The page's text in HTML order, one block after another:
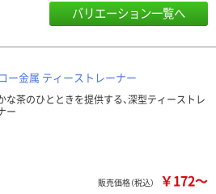
バリエーション一覧へ
ー金属 ティーストレーナー
な茶のひとときを提供する、深型ティーストレ
ー
販売価格（税込） ￥172～